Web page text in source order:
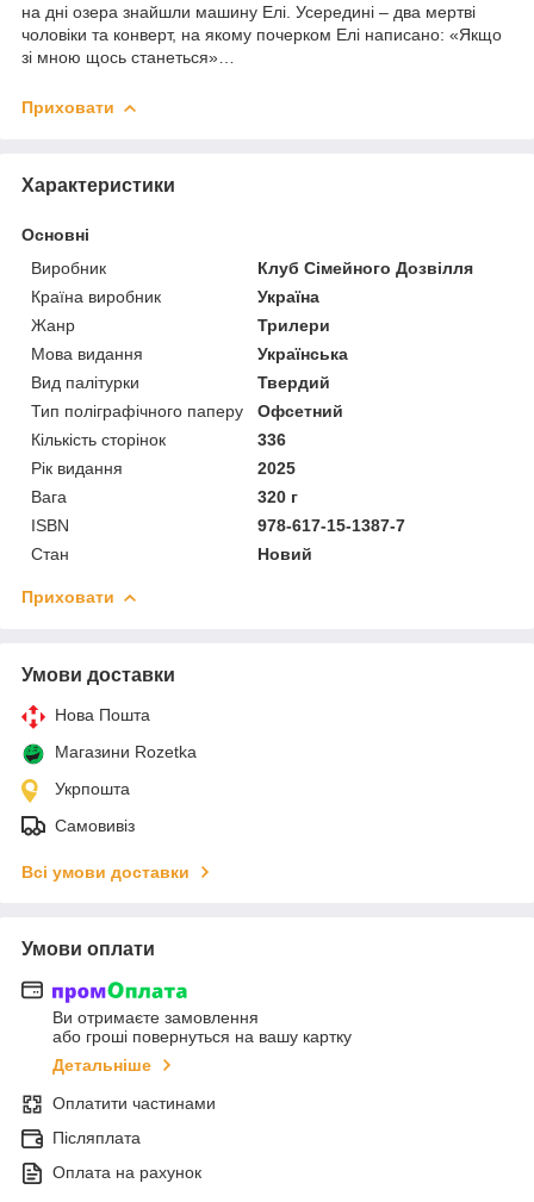
на дні озера знайшли машину Елі. Усередині – два мертві
чоловіки та конверт, на якому почерком Елі написано: «Якщо
зі мною щось станеться»…
Приховати
Характеристики
Основні
Виробник
Клуб Сімейного Дозвілля
Країна виробник
Україна
Жанр
Трилери
Мова видання
Українська
Вид палітурки
Твердий
Тип поліграфічного паперу
Офсетний
Кількість сторінок
336
Рік видання
2025
Вага
320 г
ISBN
978-617-15-1387-7
Стан
Новий
Приховати
Умови доставки
Нова Пошта
Магазини Rozetka
Укрпошта
Самовивіз
Всі умови доставки
Умови оплати
Ви отримаєте замовлення
або гроші повернуться на вашу картку
Детальніше
Оплатити частинами
Післяплата
Оплата на рахунок